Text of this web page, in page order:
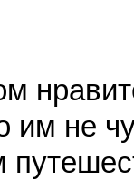
им не